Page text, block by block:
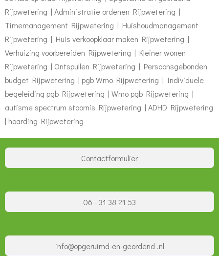
Rijpwetering | Administratie ordenen Rijpwetering |
Timemanagement Rijpwetering | Huishoudmanagement
Rijpwetering | Huis verkoopklaar maken Rijpwetering |
Verhuizing voorbereiden Rijpwetering | Kleiner wonen
Rijpwetering | Ontspullen Rijpwetering | Persoonsgebonden
budget Rijpwetering | pgb Wmo Rijpwetering | Individuele
begeleiding pgb Rijpwetering | Wmo pgb Rijpwetering |
autisme spectrum stoornis Rijpwetering | ADHD Rijpwetering
| hoarding Rijpwetering
Contactformulier
06 - 31 38 21 53
info@opgeruimd-en-geordend .nl